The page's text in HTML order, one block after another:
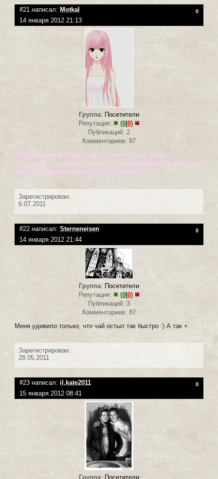
#21 написал: Motkal 0
14 января 2012 21:13
Группа: Посетители
Репутация:
(0| 0)
Публикаций: 2
Комментариев: 97
здорово..очень было классно читать..с таким
интересом на одном дыхании как говорится!Супер...еще
хочется что-то этого типа почитать.
Зарегистрирован:
6.07.2011
#22 написал: Sterneneisen 0
14 января 2012 21:44
Группа: Посетители
Репутация:
(0| 0)
Публикаций: 3
Комментариев: 87
Меня удивило только, что чай остыл так быстро :) А так +.
Зарегистрирован:
28.05.2011
#23 написал: il.kate2011 0
15 января 2012 08:41
Группа: Посетители